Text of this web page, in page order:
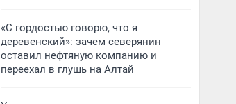
«С гордостью говорю, что я
деревенский»: зачем северянин
оставил нефтяную компанию и
переехал в глушь на Алтай